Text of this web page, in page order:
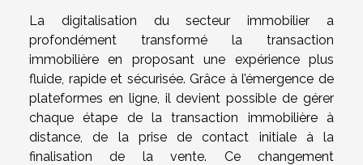
La digitalisation du secteur immobilier a
profondément transformé la transaction
immobilière en proposant une expérience plus
fluide, rapide et sécurisée. Grâce à l’émergence de
plateformes en ligne, il devient possible de gérer
chaque étape de la transaction immobilière à
distance, de la prise de contact initiale à la
finalisation de la vente. Ce changement